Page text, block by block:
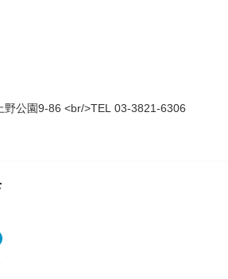
野公園9-86 <br/>TEL 03-3821-6306